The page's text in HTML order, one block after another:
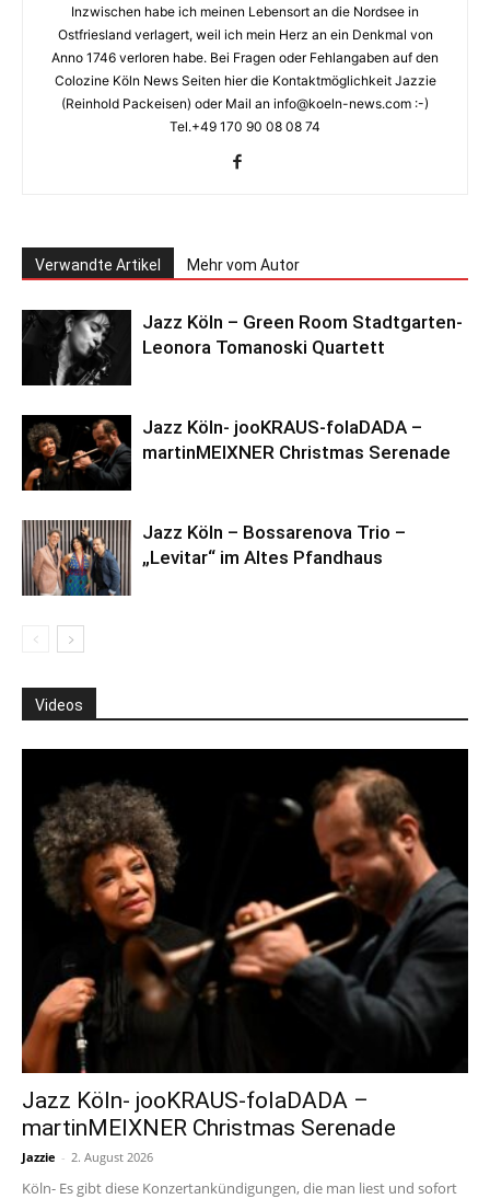
Inzwischen habe ich meinen Lebensort an die Nordsee in
Ostfriesland verlagert, weil ich mein Herz an ein Denkmal von
Anno 1746 verloren habe. Bei Fragen oder Fehlangaben auf den
Colozine Köln News Seiten hier die Kontaktmöglichkeit Jazzie
(Reinhold Packeisen) oder Mail an info@koeln-news.com :-)
Tel.+49 170 90 08 08 74
Verwandte Artikel Mehr vom Autor
Jazz Köln – Green Room Stadtgarten-
Leonora Tomanoski Quartett
Jazz Köln- jooKRAUS-folaDADA –
martinMEIXNER Christmas Serenade
Jazz Köln – Bossarenova Trio –
„Levitar“ im Altes Pfandhaus
Videos
Jazz Köln- jooKRAUS-folaDADA –
martinMEIXNER Christmas Serenade
Jazzie - 2. August 2026
Köln- Es gibt diese Konzertankündigungen, die man liest und sofort